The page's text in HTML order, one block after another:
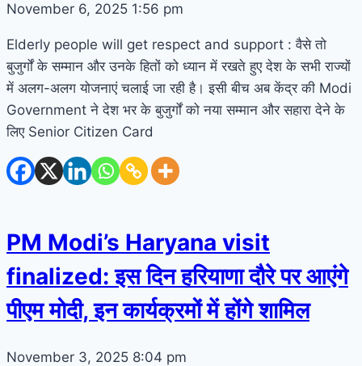
November 6, 2025 1:56 pm
Elderly people will get respect and support : वैसे तो
बुजुर्गों के सम्मान और उनके हितों को ध्यान में रखते हुए देश के सभी राज्यों
में अलग-अलग योजनाएं चलाई जा रही है। इसी बीच अब केंद्र की Modi
Government ने देश भर के बुजुर्गों को नया सम्मान और सहारा देने के
लिए Senior Citizen Card
PM Modi’s Haryana visit
finalized: इस दिन हरियाणा दौरे पर आएंगे
पीएम मोदी, इन कार्यक्रमों में होंगे शामिल
November 3, 2025 8:04 pm